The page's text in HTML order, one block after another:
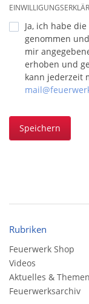
Ja, ich habe die
genommen
mir
erhoben und
kann jederzeit
Speichern
Rubriken
Feuerwerk Shop
Videos
Aktuelles & Themen
Feuerwerksarchiv